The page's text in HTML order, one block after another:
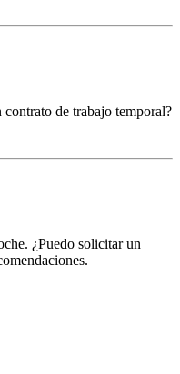
contrato de trabajo temporal?
¿Puedo solicitar un